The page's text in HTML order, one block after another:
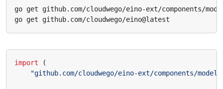
import
(
"github.com/cloudwego/eino-ext/components/